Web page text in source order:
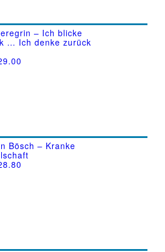
– Ich blicke
… Ich denke zurück
Bösch – Kranke